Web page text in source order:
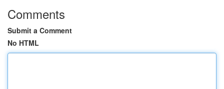
Comments
Submit a Comment
No HTML